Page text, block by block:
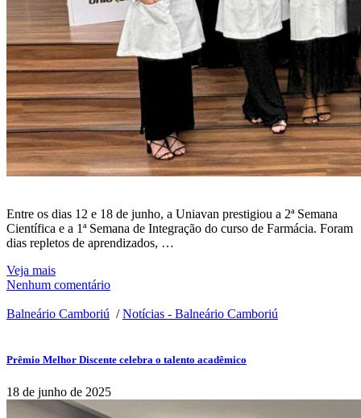
Entre os dias 12 e 18 de junho, a Uniavan prestigiou a 2ª Semana
Científica e a 1ª Semana de Integração do curso de Farmácia. Foram
dias repletos de aprendizados, …
Veja mais
Nenhum comentário
Balneário Camboriú /Notícias - Balneário Camboriú
Prêmio Melhor Discente celebra o talento acadêmico
18 de junho de 2025